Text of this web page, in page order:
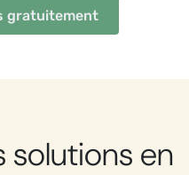
gratuitement
solutions en